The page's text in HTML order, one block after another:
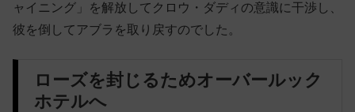
ャイニング」を解放してクロウ・ダディの意識に干渉し、
彼を倒してアブラを取り戻すのでした。
ローズを封じるためオーバールック
ホテルへ